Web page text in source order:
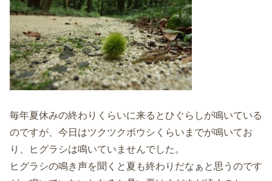
毎年夏休みの終わりくらいに来るとひぐらしが鳴いている
のですが、今日はツクツクボウシくらいまでが鳴いてお
り、ヒグラシは鳴いていませんでした。
ヒグラシの鳴き声を聞くと夏も終わりだなぁと思うのです